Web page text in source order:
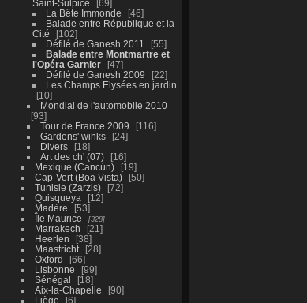
Saint-Sulpice
69
La Bête Immonde
46
Balade entre République et la
Cité
102
Défilé de Ganesh 2011
55
Balade entre Montmartre et
l'Opéra Garnier
47
Défilé de Ganesh 2009
22
Les Champs Elysées en jardin
10
Mondial de l'automobile 2010
93
Tour de France 2009
116
Gardens' winks
24
Divers
18
Art des ch' (07)
16
Mexique (Cancún)
19
Cap-Vert (Boa Vista)
50
Tunisie (Zarzis)
72
Quisqueya
12
Madère
53
Île Maurice
328
Marrakech
21
Heerlen
38
Maastricht
28
Oxford
66
Lisbonne
99
Sénégal
18
Aix-la-Chapelle
90
Liège
6